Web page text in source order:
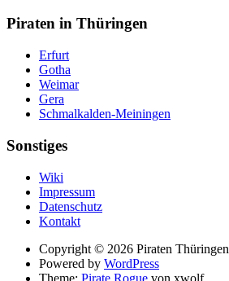
Piraten in Thüringen
Erfurt
Gotha
Weimar
Gera
Schmalkalden-Meiningen
Sonstiges
Wiki
Impressum
Datenschutz
Kontakt
Suche
Copyright © 2026 Piraten Thüringen
Powered by WordPress
Theme: Pirate Rogue von xwolf